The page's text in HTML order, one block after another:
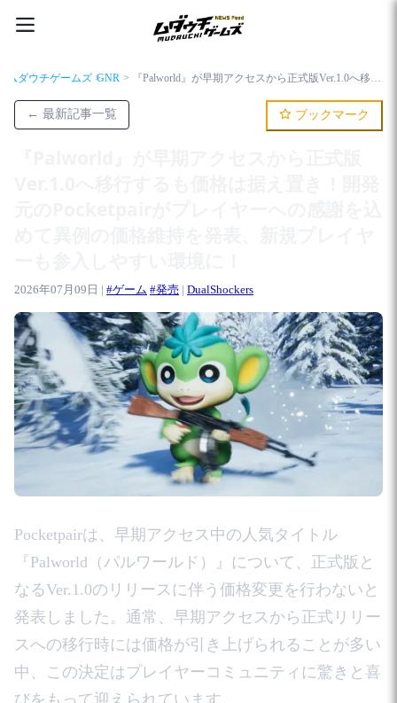
ムダウチゲームズ GNR 『Palworld』が早期アクセスから正式版Ver.1.0へ移行するも価格は据え置き！開発元のPocketpairがプレイヤーへの感謝を込めて異例の価格維持を発表、新規プレイヤーも参入しやすい環境に！
← 最新記事一覧 ブックマーク
2026年07月09日 | #ゲーム #発売 | DualShockers
Pocketpairは、早期アクセス中の人気タイトル
『Palworld（パルワールド）』について、正式版と
なるVer.1.0のリリースに伴う価格変更を行わないと
発表しました。通常、早期アクセスから正式リリー
スへの移行時には価格が引き上げられることが多い
中、この決定はプレイヤーコミュニティに驚きと喜
びをもって迎えられています。